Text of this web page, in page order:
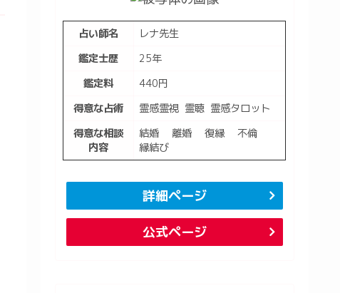
占い師名
レナ先生
鑑定士歴
25年
鑑定料
440円
得意な占術
霊感霊視 霊聴 霊感タロット
得意な相談
内容
結婚 離婚 復縁 不倫
縁結び
詳細ページ
公式ページ